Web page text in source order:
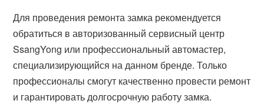
Для проведения ремонта замка рекомендуется
обратиться в авторизованный сервисный центр
SsangYong или профессиональный автомастер,
специализирующийся на данном бренде. Только
профессионалы смогут качественно провести ремонт
и гарантировать долгосрочную работу замка.